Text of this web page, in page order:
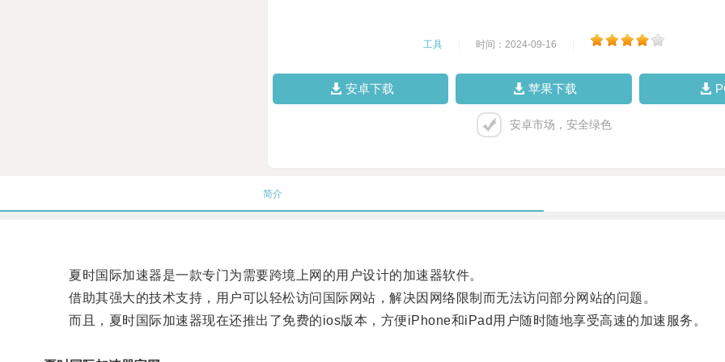
工具 时间：2024-09-16
安卓下载 苹果下载
安卓市场，安全绿色
简介
夏时国际加速器是一款专门为需要跨境上网的用户设计的加速器软件。
借助其强大的技术支持，用户可以轻松访问国际网站，解决因网络限制而无法访问部分网站的问题。
而且，夏时国际加速器现在还推出了免费的ios版本，方便iPhone和iPad用户随时随地享受高速的加速服务。